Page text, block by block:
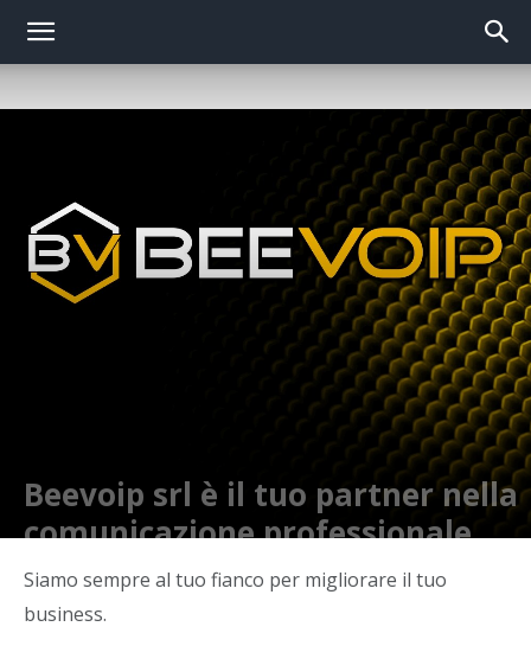
Beevoip srl è il tuo partner nella
comunicazione professionale.
Di 7 Gennaio 2022
Siamo sempre al tuo fianco per migliorare il tuo
business.